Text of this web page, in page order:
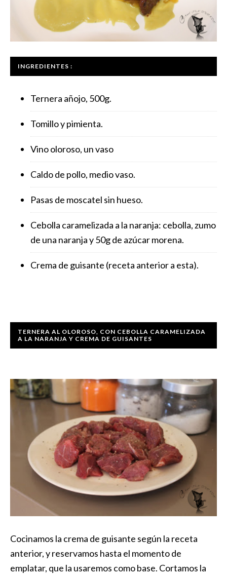
INGREDIENTES :
Ternera añojo, 500g.
Tomillo y pimienta.
Vino oloroso, un vaso
Caldo de pollo, medio vaso.
Pasas de moscatel sin hueso.
Cebolla caramelizada a la naranja: cebolla, zumo
de una naranja y 50g de azúcar morena.
Crema de guisante (receta anterior a esta).
TERNERA AL OLOROSO, CON CEBOLLA CARAMELIZADA
A LA NARANJA Y CREMA DE GUISANTES
Cocinamos la crema de guisante según la receta
anterior, y reservamos hasta el momento de
emplatar, que la usaremos como base. Cortamos la